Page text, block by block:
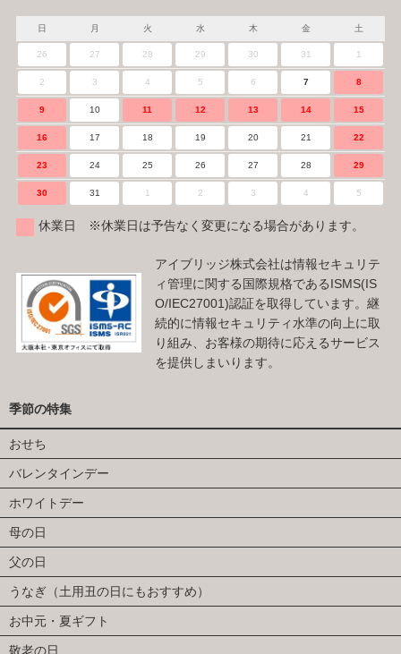
日 月 火 水 木 金 土
26 27 28 29 30 31 1
2 3 4 5 6 7 8
9 10 11 12 13 14 15
16 17 18 19 20 21 22
23 24 25 26 27 28 29
30 31 1 2 3 4 5
休業日 ※休業日は予告なく変更になる場合があります。
アイブリッジ株式会社は情報セキュリテ
ィ管理に関する国際規格であるISMS(IS
O/IEC27001)認証を取得しています。継
続的に情報セキュリティ水準の向上に取
り組み、お客様の期待に応えるサービス
を提供しまいります。
季節の特集
おせち
バレンタインデー
ホワイトデー
母の日
父の日
うなぎ（土用丑の日にもおすすめ）
お中元・夏ギフト
敬老の日